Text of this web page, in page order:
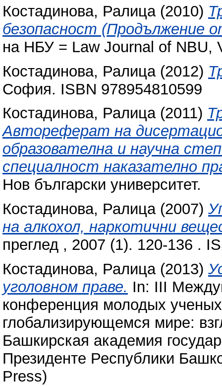
Костадинова, Ралица(2010)
безопасност (Продължение
на НБУ = Law Journal of NBU,
Костадинова, Ралица(2012)
София. ISBN 978954810599
Костадинова, Ралица(2011)
Автореферат на
образователна и научна
специалност наказателно
Нов български университет.
Костадинова, Ралица(2007)
на алкохол, наркотични
преглед , 2007 (1). 120-136 .
Костадинова, Ралица(2013)
уголовном праве. In: III
конференция молодых
глобализирующемся мире:
Башкирская академия
Президенте Республики
Press)